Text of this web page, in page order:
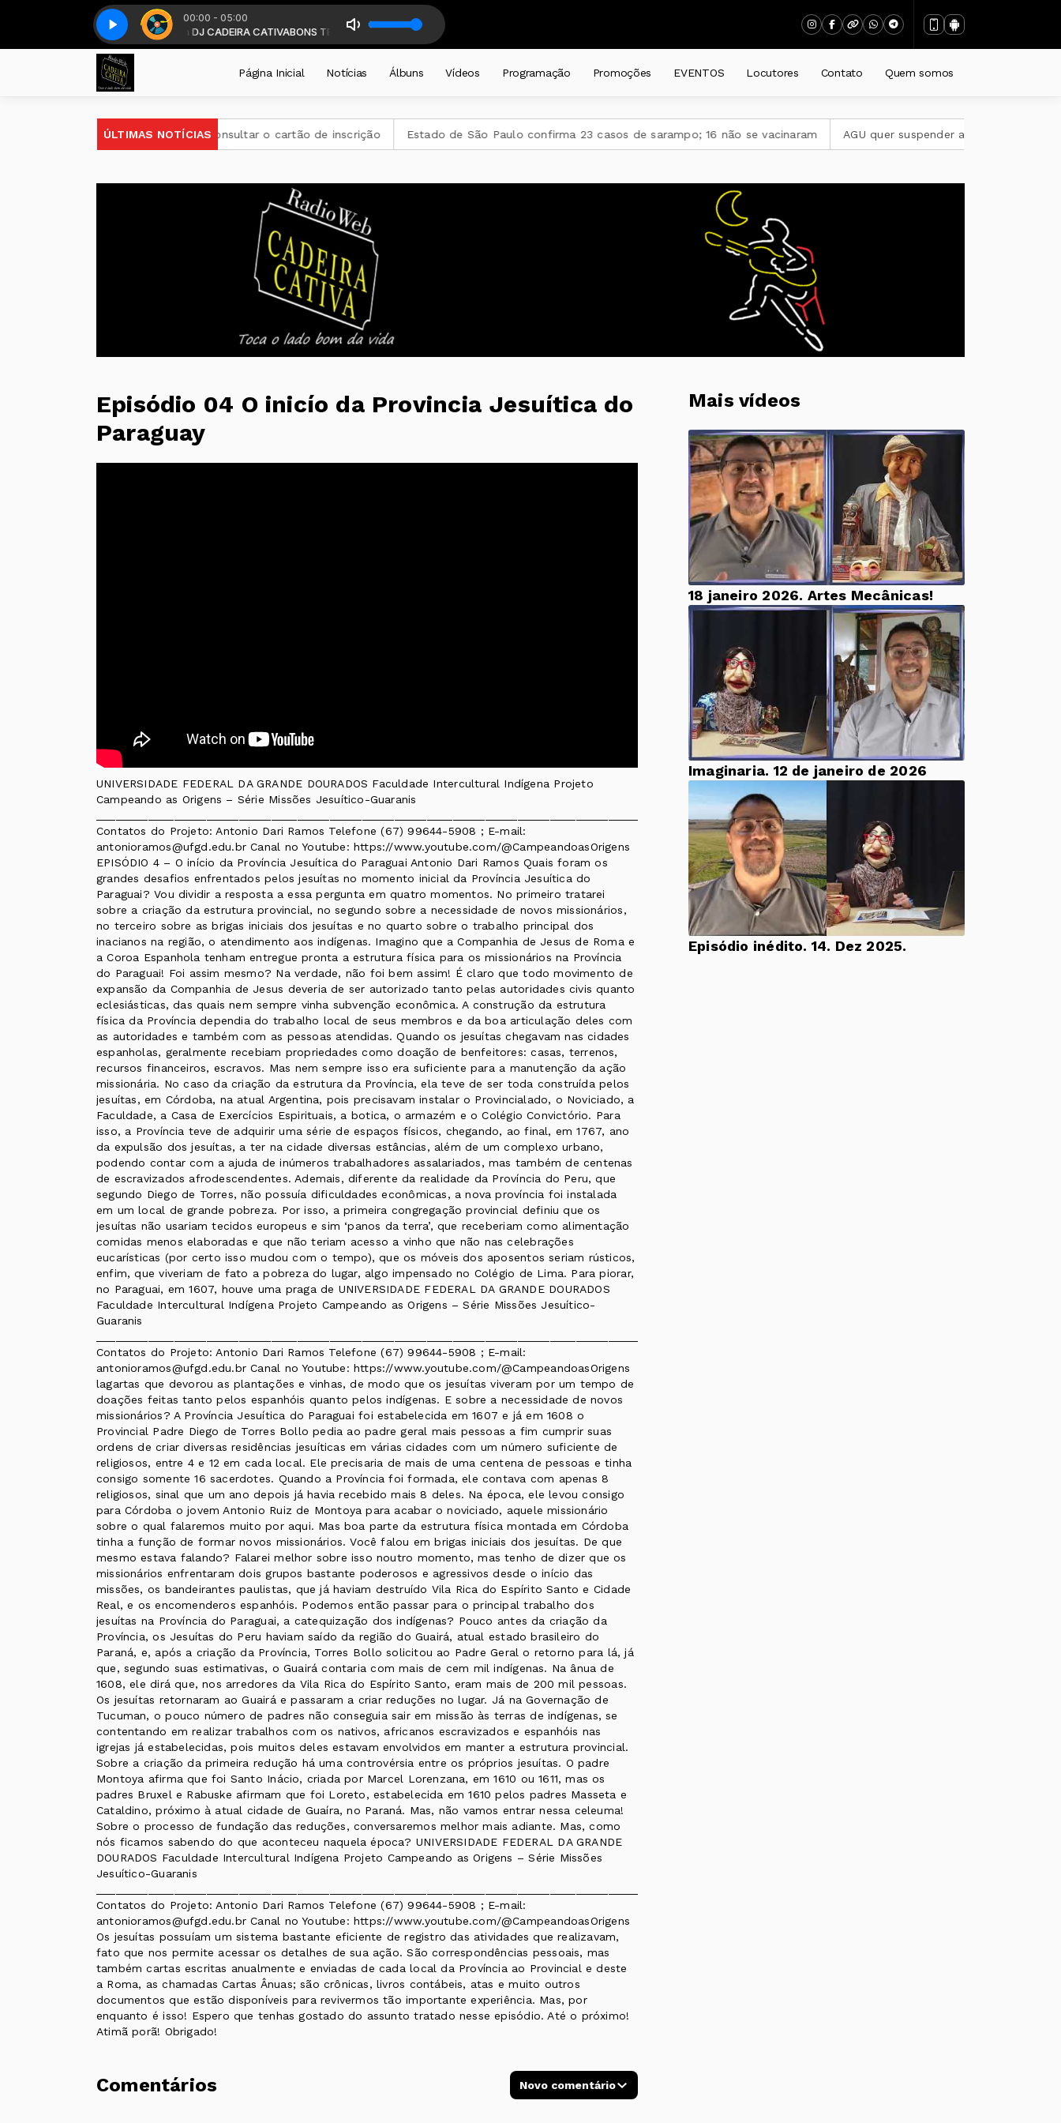
00:00 - 05:00
das 19 horas . com DJ CADEIRA CATIVABONS TEMPOS CADEIRA diariamente a partir das 19 horas . com DJ CADEIRA CATIVA
Top classic - Parte 4 Top classic - Parte 4
Página Inicial Notícias Álbuns Vídeos Programação Promoções EVENTOS Locutores Contato Quem somos
ÚLTIMAS NOTÍCIAS
Encceja 2026 podem consultar o cartão de inscrição Estado de São Paulo confirma 23 casos de sarampo; 16 não se vacinaram AGU quer suspender a plataforma Discord no Brasil
Episódio 04 O inicío da Provincia Jesuítica do
Paraguay
Mais vídeos
18 janeiro 2026. Artes Mecânicas!
Imaginaria. 12 de janeiro de 2026
Episódio inédito. 14. Dez 2025.
UNIVERSIDADE FEDERAL DA GRANDE DOURADOS Faculdade Intercultural Indígena Projeto
Campeando as Origens – Série Missões Jesuítico-Guaranis
Contatos do Projeto: Antonio Dari Ramos Telefone (67) 99644-5908 ; E-mail:
antonioramos@ufgd.edu.br Canal no Youtube: https://www.youtube.com/@CampeandoasOrigens
EPISÓDIO 4 – O início da Província Jesuítica do Paraguai Antonio Dari Ramos Quais foram os
grandes desafios enfrentados pelos jesuítas no momento inicial da Província Jesuítica do
Paraguai? Vou dividir a resposta a essa pergunta em quatro momentos. No primeiro tratarei
sobre a criação da estrutura provincial, no segundo sobre a necessidade de novos missionários,
no terceiro sobre as brigas iniciais dos jesuítas e no quarto sobre o trabalho principal dos
inacianos na região, o atendimento aos indígenas. Imagino que a Companhia de Jesus de Roma e
a Coroa Espanhola tenham entregue pronta a estrutura física para os missionários na Província
do Paraguai! Foi assim mesmo? Na verdade, não foi bem assim! É claro que todo movimento de
expansão da Companhia de Jesus deveria de ser autorizado tanto pelas autoridades civis quanto
eclesiásticas, das quais nem sempre vinha subvenção econômica. A construção da estrutura
física da Província dependia do trabalho local de seus membros e da boa articulação deles com
as autoridades e também com as pessoas atendidas. Quando os jesuítas chegavam nas cidades
espanholas, geralmente recebiam propriedades como doação de benfeitores: casas, terrenos,
recursos financeiros, escravos. Mas nem sempre isso era suficiente para a manutenção da ação
missionária. No caso da criação da estrutura da Província, ela teve de ser toda construída pelos
jesuítas, em Córdoba, na atual Argentina, pois precisavam instalar o Provincialado, o Noviciado, a
Faculdade, a Casa de Exercícios Espirituais, a botica, o armazém e o Colégio Convictório. Para
isso, a Província teve de adquirir uma série de espaços físicos, chegando, ao final, em 1767, ano
da expulsão dos jesuítas, a ter na cidade diversas estâncias, além de um complexo urbano,
podendo contar com a ajuda de inúmeros trabalhadores assalariados, mas também de centenas
de escravizados afrodescendentes. Ademais, diferente da realidade da Província do Peru, que
segundo Diego de Torres, não possuía dificuldades econômicas, a nova província foi instalada
em um local de grande pobreza. Por isso, a primeira congregação provincial definiu que os
jesuítas não usariam tecidos europeus e sim ‘panos da terra’, que receberiam como alimentação
comidas menos elaboradas e que não teriam acesso a vinho que não nas celebrações
eucarísticas (por certo isso mudou com o tempo), que os móveis dos aposentos seriam rústicos,
enfim, que viveriam de fato a pobreza do lugar, algo impensado no Colégio de Lima. Para piorar,
no Paraguai, em 1607, houve uma praga de UNIVERSIDADE FEDERAL DA GRANDE DOURADOS
Faculdade Intercultural Indígena Projeto Campeando as Origens – Série Missões Jesuítico-
Guaranis
Contatos do Projeto: Antonio Dari Ramos Telefone (67) 99644-5908 ; E-mail:
antonioramos@ufgd.edu.br Canal no Youtube: https://www.youtube.com/@CampeandoasOrigens
lagartas que devorou as plantações e vinhas, de modo que os jesuítas viveram por um tempo de
doações feitas tanto pelos espanhóis quanto pelos indígenas. E sobre a necessidade de novos
missionários? A Província Jesuítica do Paraguai foi estabelecida em 1607 e já em 1608 o
Provincial Padre Diego de Torres Bollo pedia ao padre geral mais pessoas a fim cumprir suas
ordens de criar diversas residências jesuíticas em várias cidades com um número suficiente de
religiosos, entre 4 e 12 em cada local. Ele precisaria de mais de uma centena de pessoas e tinha
consigo somente 16 sacerdotes. Quando a Província foi formada, ele contava com apenas 8
religiosos, sinal que um ano depois já havia recebido mais 8 deles. Na época, ele levou consigo
para Córdoba o jovem Antonio Ruiz de Montoya para acabar o noviciado, aquele missionário
sobre o qual falaremos muito por aqui. Mas boa parte da estrutura física montada em Córdoba
tinha a função de formar novos missionários. Você falou em brigas iniciais dos jesuítas. De que
mesmo estava falando? Falarei melhor sobre isso noutro momento, mas tenho de dizer que os
missionários enfrentaram dois grupos bastante poderosos e agressivos desde o início das
missões, os bandeirantes paulistas, que já haviam destruído Vila Rica do Espírito Santo e Cidade
Real, e os encomenderos espanhóis. Podemos então passar para o principal trabalho dos
jesuítas na Província do Paraguai, a catequização dos indígenas? Pouco antes da criação da
Província, os Jesuítas do Peru haviam saído da região do Guairá, atual estado brasileiro do
Paraná, e, após a criação da Província, Torres Bollo solicitou ao Padre Geral o retorno para lá, já
que, segundo suas estimativas, o Guairá contaria com mais de cem mil indígenas. Na ânua de
1608, ele dirá que, nos arredores da Vila Rica do Espírito Santo, eram mais de 200 mil pessoas.
Os jesuítas retornaram ao Guairá e passaram a criar reduções no lugar. Já na Governação de
Tucuman, o pouco número de padres não conseguia sair em missão às terras de indígenas, se
contentando em realizar trabalhos com os nativos, africanos escravizados e espanhóis nas
igrejas já estabelecidas, pois muitos deles estavam envolvidos em manter a estrutura provincial.
Sobre a criação da primeira redução há uma controvérsia entre os próprios jesuítas. O padre
Montoya afirma que foi Santo Inácio, criada por Marcel Lorenzana, em 1610 ou 1611, mas os
padres Bruxel e Rabuske afirmam que foi Loreto, estabelecida em 1610 pelos padres Masseta e
Cataldino, próximo à atual cidade de Guaíra, no Paraná. Mas, não vamos entrar nessa celeuma!
Sobre o processo de fundação das reduções, conversaremos melhor mais adiante. Mas, como
nós ficamos sabendo do que aconteceu naquela época? UNIVERSIDADE FEDERAL DA GRANDE
DOURADOS Faculdade Intercultural Indígena Projeto Campeando as Origens – Série Missões
Jesuítico-Guaranis
Contatos do Projeto: Antonio Dari Ramos Telefone (67) 99644-5908 ; E-mail:
antonioramos@ufgd.edu.br Canal no Youtube: https://www.youtube.com/@CampeandoasOrigens
Os jesuítas possuíam um sistema bastante eficiente de registro das atividades que realizavam,
fato que nos permite acessar os detalhes de sua ação. São correspondências pessoais, mas
também cartas escritas anualmente e enviadas de cada local da Província ao Provincial e deste
a Roma, as chamadas Cartas Ânuas; são crônicas, livros contábeis, atas e muito outros
documentos que estão disponíveis para revivermos tão importante experiência. Mas, por
enquanto é isso! Espero que tenhas gostado do assunto tratado nesse episódio. Até o próximo!
Atimã porã! Obrigado!
Comentários Novo comentário